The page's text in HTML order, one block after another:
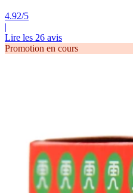
4.92/5
|
Lire les 26 avis
Promotion en cours